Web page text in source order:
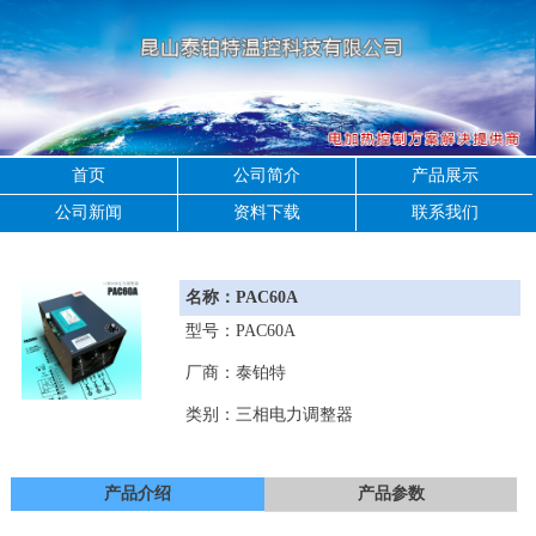
首页 公司简介 产品展示
公司新闻 资料下载 联系我们
名称：PAC60A
型号：PAC60A
厂商：泰铂特
类别：三相电力调整器
产品介绍 产品参数